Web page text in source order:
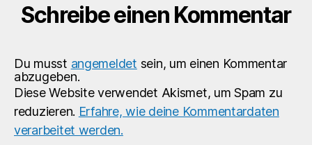
Schreibe einen Kommentar
Du musst angemeldet sein, um einen Kommentar
abzugeben.
Diese Website verwendet Akismet, um Spam zu
reduzieren. Erfahre, wie deine Kommentardaten
verarbeitet werden.